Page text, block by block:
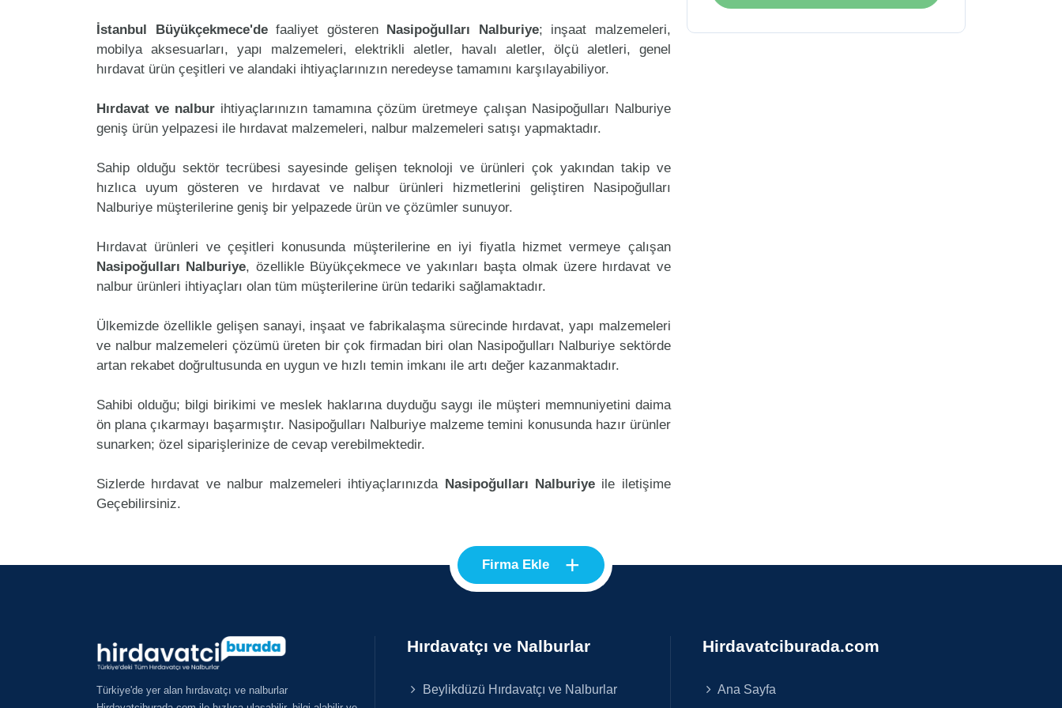
İstanbul Büyükçekmece'defaaliyet gösteren Nasipoğulları Nalburiye; inşaat malzemeleri,
mobilya aksesuarları, yapı malzemeleri, elektrikli aletler, havalı aletler, ölçü aletleri, genel
hırdavat ürün çeşitleri ve alandaki ihtiyaçlarınızın neredeyse tamamını karşılayabiliyor.
Hırdavat ve nalbur ihtiyaçlarınızın tamamına çözüm üretmeye çalışan Nasipoğulları Nalburiye
geniş ürün yelpazesi ile hırdavat malzemeleri, nalbur malzemeleri satışı yapmaktadır.
Sahip olduğu sektör tecrübesi sayesinde gelişen teknoloji ve ürünleri çok yakından takip ve
hızlıca uyum gösteren ve hırdavat ve nalbur ürünleri hizmetlerini geliştiren Nasipoğulları
Nalburiye müşterilerine geniş bir yelpazede ürün ve çözümler sunuyor.
Hırdavat ürünleri ve çeşitleri konusunda müşterilerine en iyi fiyatla hizmet vermeye çalışan
Nasipoğulları Nalburiye, özellikle Büyükçekmece ve yakınları başta olmak üzere hırdavat ve
nalbur ürünleri ihtiyaçları olan tüm müşterilerine ürün tedariki sağlamaktadır.
Ülkemizde özellikle gelişen sanayi, inşaat ve fabrikalaşma sürecinde hırdavat, yapı malzemeleri
ve nalbur malzemeleri çözümü üreten bir çok firmadan biri olan Nasipoğulları Nalburiye sektörde
artan rekabet doğrultusunda en uygun ve hızlı temin imkanı ile artı değer kazanmaktadır.
Sahibi olduğu; bilgi birikimi ve meslek haklarına duyduğu saygı ile müşteri memnuniyetini daima
ön plana çıkarmayı başarmıştır. Nasipoğulları Nalburiye malzeme temini konusunda hazır ürünler
sunarken; özel siparişlerinize de cevap verebilmektedir.
Sizlerde hırdavat ve nalbur malzemeleri ihtiyaçlarınızda Nasipoğulları Nalburiye ile iletişime
Geçebilirsiniz.
Firma Ekle +
Türkiye'de yer alan hırdavatçı ve nalburlar
Hırdavatçı ve Nalburlar
Beylikdüzü Hırdavatçı ve Nalburlar
Hirdavatciburada.com
Ana Sayfa